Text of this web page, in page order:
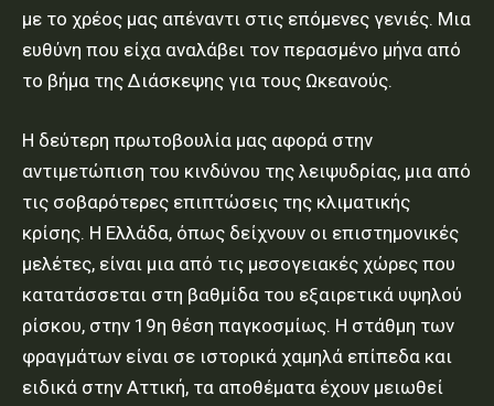
με το χρέος μας απέναντι στις επόμενες γενιές. Μια
ευθύνη που είχα αναλάβει τον περασμένο μήνα από
το βήμα της Διάσκεψης για τους Ωκεανούς.
Η δεύτερη πρωτοβουλία μας αφορά στην
αντιμετώπιση του κινδύνου της λειψυδρίας, μια από
τις σοβαρότερες επιπτώσεις της κλιματικής
κρίσης. Η Ελλάδα, όπως δείχνουν οι επιστημονικές
μελέτες, είναι μια από τις μεσογειακές χώρες που
κατατάσσεται στη βαθμίδα του εξαιρετικά υψηλού
ρίσκου, στην 19η θέση παγκοσμίως. Η στάθμη των
φραγμάτων είναι σε ιστορικά χαμηλά επίπεδα και
ειδικά στην Αττική, τα αποθέματα έχουν μειωθεί